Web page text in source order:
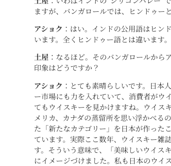
ますが、バンガロールでは、ヒンドゥー
アショク ：はい。インドの公用語はヒン
います。全くヒンドゥー語とは違います。
土屋 ：なるほど。そのバンガロールか
印象はどうですか？
アショク ：とても素晴らしいです。日本
ー市場にも力を入れていて、消費者がウ
てもウイスキーを見かけますね。ウイス
メリカ、カナダの蒸留所を思い浮かべる
た「新たなカテゴリー」を日本が作った
ています。実際ここ数年、ウイスキー雑
す。そういう意味で、「美味しいウイス
にイメージづけました。私も日本のウイ